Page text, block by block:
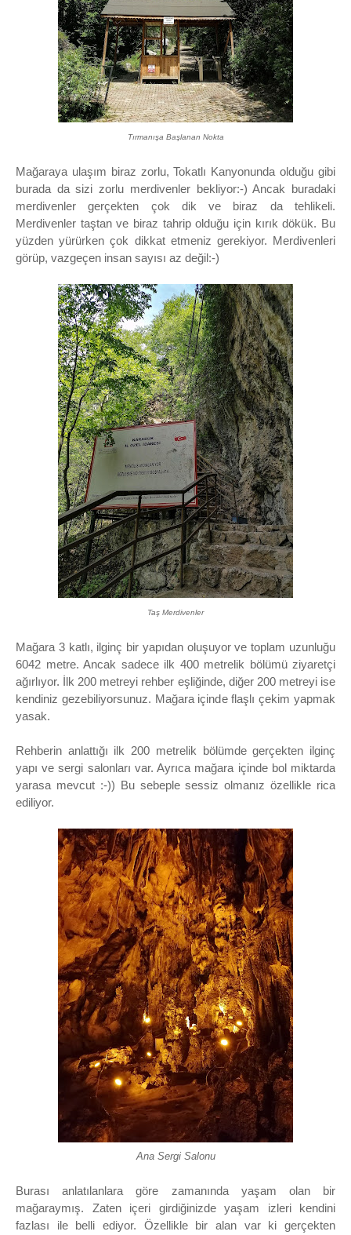
Tırmanışa Başlanan Nokta
Mağaraya ulaşım biraz zorlu, Tokatlı Kanyonunda olduğu gibi
burada da sizi zorlu merdivenler bekliyor:-) Ancak buradaki
merdivenler gerçekten çok dik ve biraz da tehlikeli.
Merdivenler taştan ve biraz tahrip olduğu için kırık dökük. Bu
yüzden yürürken çok dikkat etmeniz gerekiyor. Merdivenleri
görüp, vazgeçen insan sayısı az değil:-)
Taş Merdivenler
Mağara 3 katlı, ilginç bir yapıdan oluşuyor ve toplam uzunluğu
6042 metre. Ancak sadece ilk 400 metrelik bölümü ziyaretçi
ağırlıyor. İlk 200 metreyi rehber eşliğinde, diğer 200 metreyi ise
kendiniz gezebiliyorsunuz. Mağara içinde flaşlı çekim yapmak
yasak.
Rehberin anlattığı ilk 200 metrelik bölümde gerçekten ilginç
yapı ve sergi salonları var. Ayrıca mağara içinde bol miktarda
yarasa mevcut :-)) Bu sebeple sessiz olmanız özellikle rica
ediliyor.
Ana Sergi Salonu
Burası anlatılanlara göre zamanında yaşam olan bir
mağaraymış. Zaten içeri girdiğinizde yaşam izleri kendini
fazlası ile belli ediyor. Özellikle bir alan var ki gerçekten